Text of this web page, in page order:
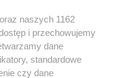
naszych 1162
i przechowujemy
dane
standardowe
czy dane